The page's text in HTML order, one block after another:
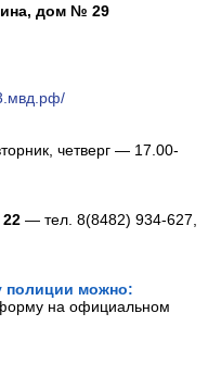
дом № 29
четверг — 17.00-
— тел. 8(8482) 934-627,
полиции можно:
на официальном